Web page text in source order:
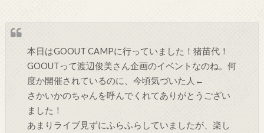
本日はGOOUT CAMPに行っていました！猪苗代！
GOOUTって渡辺俊美さん企画のイベントなのね。何
度か開催されているのに、今頃気づいた人←
さかいかのちゃんを呼んでくれてありがとうござい
ました！
あまりライブ見ずにふらふらしていましたが、楽し